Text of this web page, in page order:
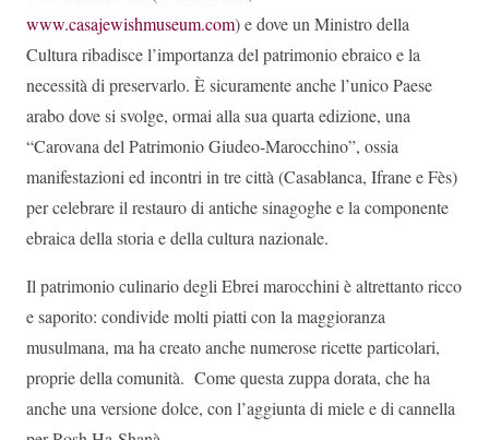
www.casajewishmuseum.com) e dove un Ministro della
Cultura ribadisce l’importanza del patrimonio ebraico e la
necessità di preservarlo. È sicuramente anche l’unico Paese
arabo dove si svolge, ormai alla sua quarta edizione, una
“Carovana del Patrimonio Giudeo-Marocchino”, ossia
manifestazioni ed incontri in tre città (Casablanca, Ifrane e Fès)
per celebrare il restauro di antiche sinagoghe e la componente
ebraica della storia e della cultura nazionale.
Il patrimonio culinario degli Ebrei marocchini è altrettanto ricco
e saporito: condivide molti piatti con la maggioranza
musulmana, ma ha creato anche numerose ricette particolari,
proprie della comunità. Come questa zuppa dorata, che ha
anche una versione dolce, con l’aggiunta di miele e di cannella